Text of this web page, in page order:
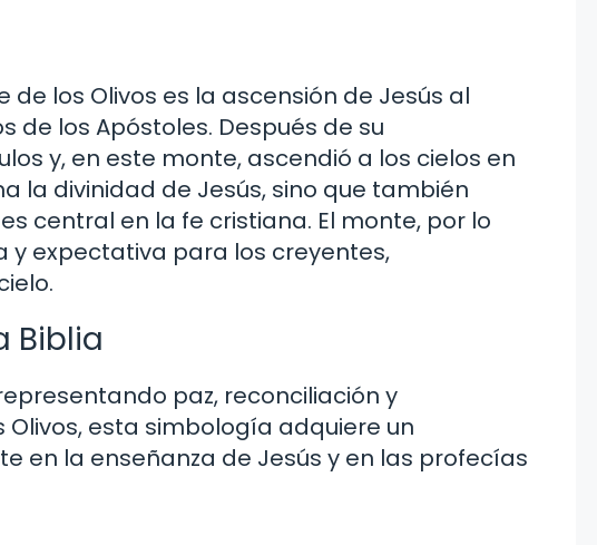
los Olivos es la ascensión de Jesús al
de los Apóstoles. Después de su
y, en este monte, ascendió a los cielos en
la divinidad de Jesús, sino que también
central en la fe cristiana. El monte, por lo
y expectativa para los creyentes,
Biblia
paz, reconciliación y
esta simbología adquiere un
en la enseñanza de Jesús y en las profecías